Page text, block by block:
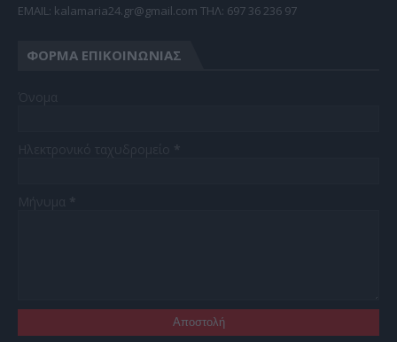
EMAIL: kalamaria24.gr@gmail.com TΗΛ: 697 36 236 97
ΦΌΡΜΑ ΕΠΙΚΟΙΝΩΝΊΑΣ